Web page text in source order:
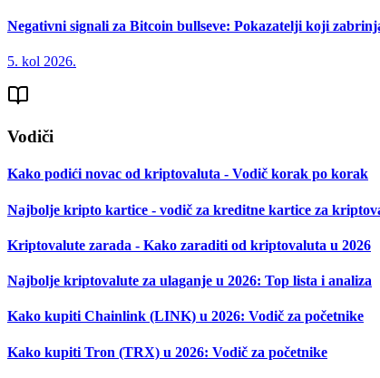
Negativni signali za Bitcoin bullseve: Pokazatelji koji
5. kol 2026.
Vodiči
Kako podići novac od kriptovaluta - Vodič korak po korak
Najbolje kripto kartice - vodič za kreditne kartice za
Kriptovalute zarada - Kako zaraditi od kriptovaluta u 2026
Najbolje kriptovalute za ulaganje u 2026: Top lista i analiza
Kako kupiti Chainlink (LINK) u 2026: Vodič za početnike
Kako kupiti Tron (TRX) u 2026: Vodič za početnike